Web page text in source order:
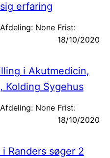
erfaring
Afdeling: None Frist:
18/10/2020
i Akutmedicin,
Kolding Sygehus
Afdeling: None Frist:
18/10/2020
Randers søger 2